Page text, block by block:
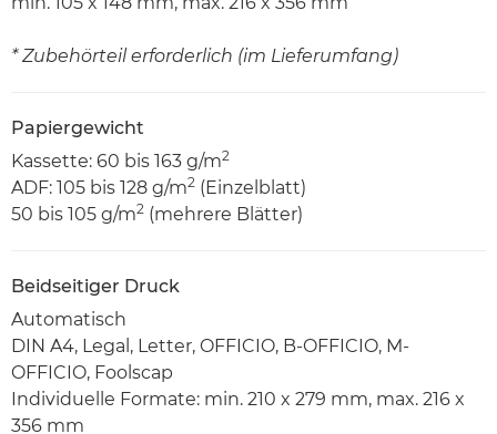
* Zubehörteil erforderlich (im Lieferumfang)
Papiergewicht
Kassette: 60 bis 163 g/m2
ADF: 105 bis 128 g/m2 (Einzelblatt)
50 bis 105 g/m2 (mehrere Blätter)
Beidseitiger Druck
Automatisch
DIN A4, Legal, Letter, OFFICIO, B-OFFICIO, M-
OFFICIO, Foolscap
Individuelle Formate: min. 210 x 279 mm, max. 216 x
356 mm